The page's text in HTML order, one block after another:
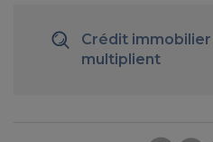
Crédit
multiplient